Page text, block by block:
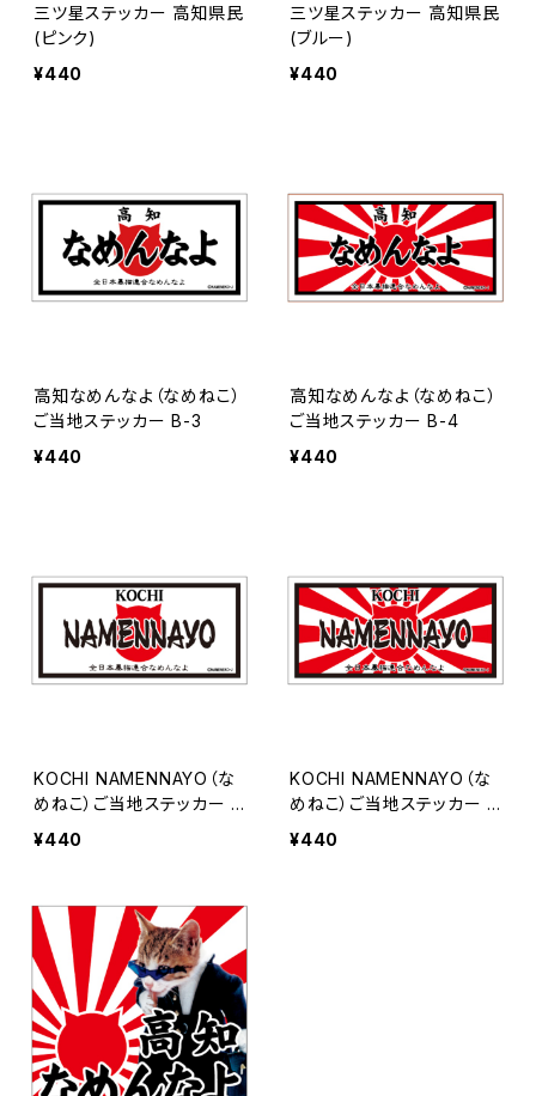
三ツ星ステッカー 高知県民
(ピンク)
¥440
三ツ星ステッカー 高知県民
(ブルー)
¥440
高知なめんなよ（なめねこ）
ご当地ステッカー B-3
¥440
高知なめんなよ（なめねこ）
ご当地ステッカー B-4
¥440
KOCHI NAMENNAYO（な
めねこ）ご当地ステッカー B
-5
¥440
KOCHI NAMENNAYO（な
めねこ）ご当地ステッカー B
-6
¥440